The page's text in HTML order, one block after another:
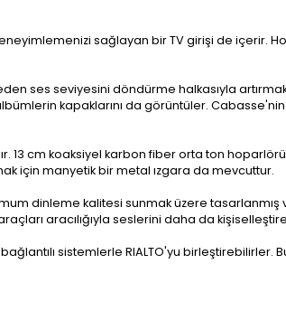
sağlayan bir TV girişi de içerir.
ses seviyesini döndürme halkasıyla
kapaklarını da görüntüler. Cabasse'nin
13 cm koaksiyel karbon fiber orta ton
için manyetik bir metal ızgara da mevcuttur.
dinleme kalitesi sunmak üzere tasarlanmış
aracılığıyla seslerini daha da
sistemlerle RIALTO'yu birleştirebilirler.